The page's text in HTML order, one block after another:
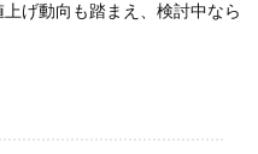
げ動向も踏まえ、検討中なら